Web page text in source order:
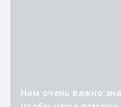
реализации